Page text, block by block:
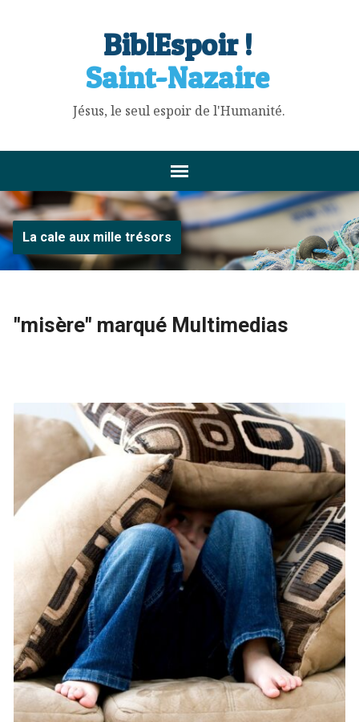
BiblEspoir !
Saint-Nazaire
Jésus, le seul espoir de l'Humanité.
La cale aux mille trésors
"misère" marqué Multimedias